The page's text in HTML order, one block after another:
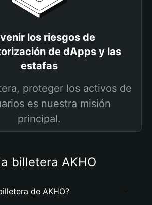
los riesgos de
de dApps y las
estafas
proteger los activos de
es nuestra misión
principal.
billetera AKHO
de AKHO?